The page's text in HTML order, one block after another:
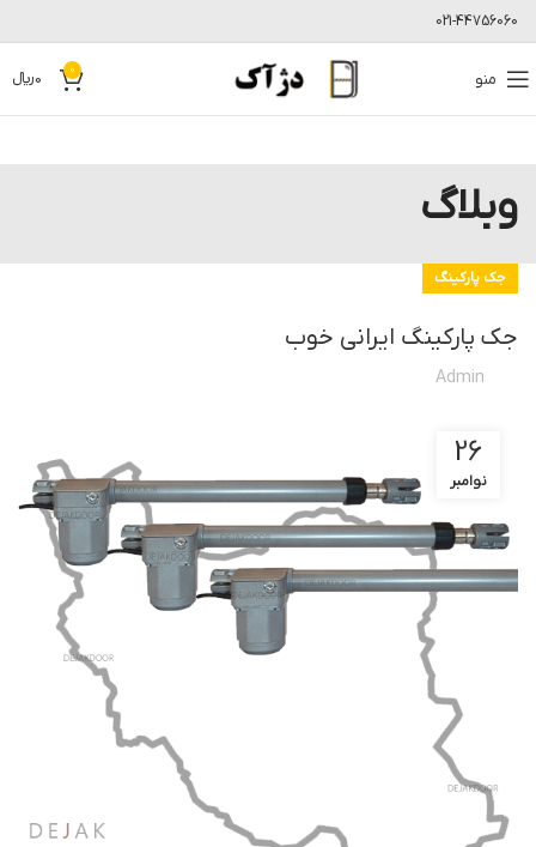
021-44756060
منو 0
0﷼
وبلاگ
جک پارکینگ
جک پارکینگ ایرانی خوب
Admin
26
نوامبر